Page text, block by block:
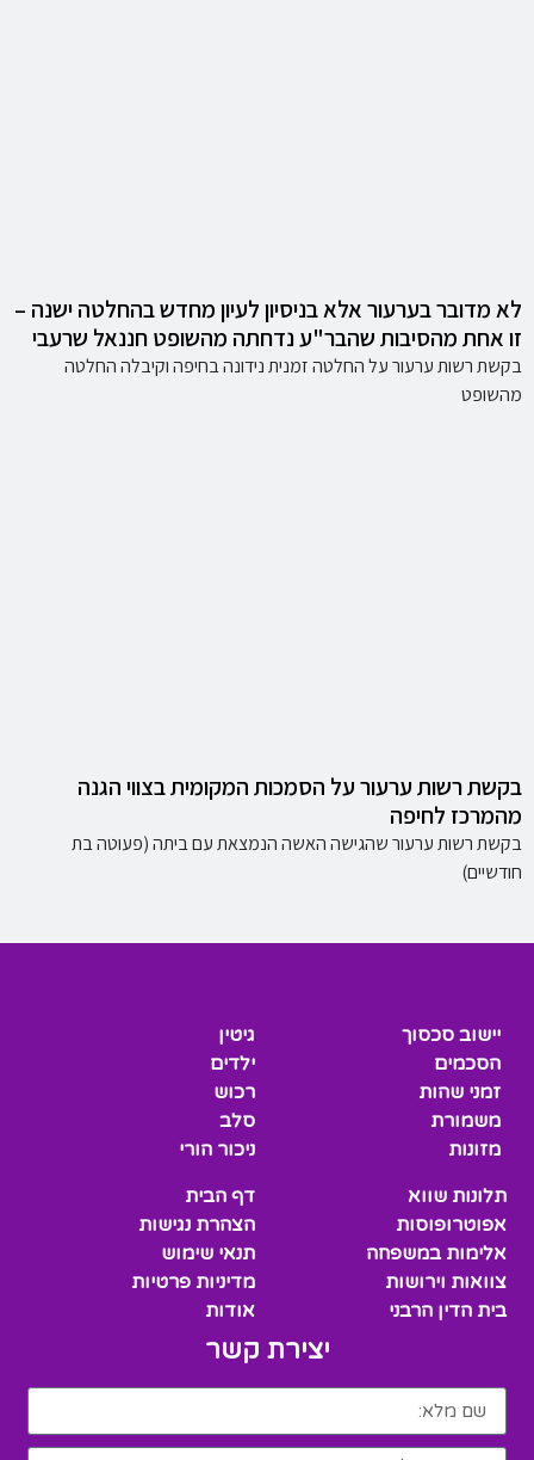
לא מדובר בערעור אלא בניסיון לעיון מחדש בהחלטה ישנה –
זו אחת מהסיבות שהבר"ע נדחתה מהשופט חננאל שרעבי
בקשת רשות ערעור על החלטה זמנית נידונה בחיפה וקיבלה החלטה
מהשופט
בקשת רשות ערעור על הסמכות המקומית בצווי הגנה
מהמרכז לחיפה
בקשת רשות ערעור שהגישה האשה הנמצאת עם ביתה (פעוטה בת
חודשיים)
יישוב סכסוך
הסכמים
זמני שהות
משמורת
מזונות
גיטין
ילדים
רכוש
סלב
ניכור הורי
תלונות שווא
אפוטרופוסות
אלימות במשפחה
צוואות וירושות
בית הדין הרבני
דף הבית
הצהרת נגישות
תנאי שימוש
מדיניות פרטיות
אודות
יצירת קשר